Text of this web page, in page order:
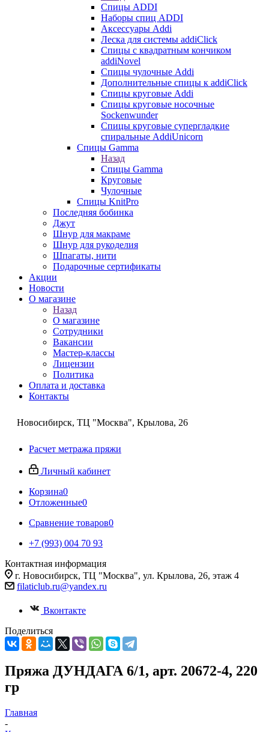
Спицы ADDI
Наборы спиц ADDI
Аксессуары Addi
Леска для системы addiClick
Спицы с квадратным кончиком
addiNovel
Спицы чулочные Addi
Дополнительные спицы к addiClick
Спицы круговые Addi
Спицы круговые носочные
Sockenwunder
Спицы круговые супергладкие
спиральные AddiUnicorn
Спицы Gamma
Назад
Спицы Gamma
Круговые
Чулочные
Спицы KnitPro
Последняя бобинка
Джут
Шнур для макраме
Шнур для рукоделия
Шпагаты, нити
Подарочные сертификаты
Акции
Новости
О магазине
Назад
О магазине
Сотрудники
Вакансии
Мастер-классы
Лицензии
Политика
Оплата и доставка
Контакты
Новосибирск, ТЦ "Москва", Крылова, 26
Расчет метража пряжи
Личный кабинет
Корзина0
Отложенные0
Сравнение товаров0
+7 (993) 004 70 93
Контактная информация
г. Новосибирск, ТЦ "Москва", ул. Крылова, 26, этаж 4
filaticlub.ru@yandex.ru
Вконтакте
Поделиться
Пряжа ДУНДАГА 6/1, арт. 20672-4, 220
гр
Главная
-